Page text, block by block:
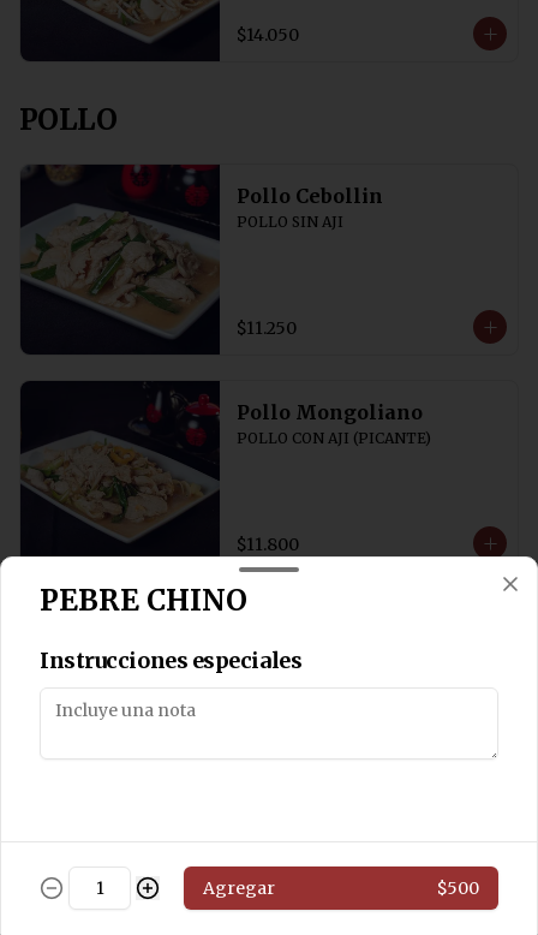
$14.050
POLLO
Pollo Cebollin
POLLO SIN AJI
$11.250
Pollo Mongoliano
POLLO CON AJI (PICANTE)
$11.800
Salteado de pollo sin cebollín
$11.800
Pollo Chung San
Salteado de pollo con algas y
champiñones
PEBRE CHINO
Instrucciones especiales
Agregar $500